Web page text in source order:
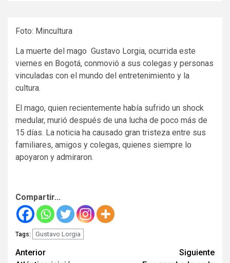
Foto: Mincultura
La muerte del mago Gustavo Lorgia, ocurrida este
viernes en Bogotá, conmovió a sus colegas y personas
vinculadas con el mundo del entretenimiento y la
cultura.
El mago, quien recientemente había sufrido un shock
medular, murió después de una lucha de poco más de
15 días. La noticia ha causado gran tristeza entre sus
familiares, amigos y colegas, quienes siempre lo
apoyaron y admiraron.
Compartir...
Tags: Gustavo Lorgia
Seguir
Anterior
Siguiente